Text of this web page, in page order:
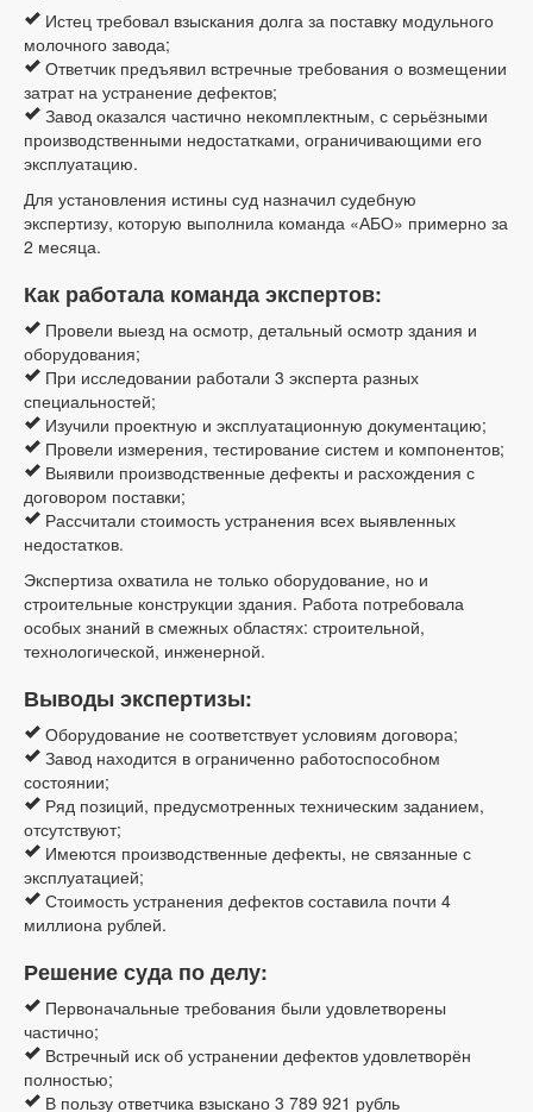
Истец требовал взыскания долга за поставку модульного
молочного завода;
Ответчик предъявил встречные требования о возмещении
затрат на устранение дефектов;
Завод оказался частично некомплектным, с серьёзными
производственными недостатками, ограничивающими его
эксплуатацию.
Для установления истины суд назначил судебную
экспертизу, которую выполнила команда «АБО» примерно за
2 месяца.
Как работала команда экспертов:
Провели выезд на осмотр, детальный осмотр здания и
оборудования;
При исследовании работали 3 эксперта разных
специальностей;
Изучили проектную и эксплуатационную документацию;
Провели измерения, тестирование систем и компонентов;
Выявили производственные дефекты и расхождения с
договором поставки;
Рассчитали стоимость устранения всех выявленных
недостатков.
Экспертиза охватила не только оборудование, но и
строительные конструкции здания. Работа потребовала
особых знаний в смежных областях: строительной,
технологической, инженерной.
Выводы экспертизы:
Оборудование не соответствует условиям договора;
Завод находится в ограниченно работоспособном
состоянии;
Ряд позиций, предусмотренных техническим заданием,
отсутствуют;
Имеются производственные дефекты, не связанные с
эксплуатацией;
Стоимость устранения дефектов составила почти 4
миллиона рублей.
Решение суда по делу:
Первоначальные требования были удовлетворены
частично;
Встречный иск об устранении дефектов удовлетворён
полностью;
В пользу ответчика взыскано 3 789 921 рубль